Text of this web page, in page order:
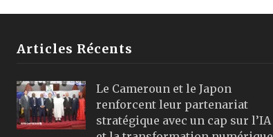
Articles Récents
Le Cameroun et le Japon
renforcent leur partenariat
stratégique avec un cap sur l’IA